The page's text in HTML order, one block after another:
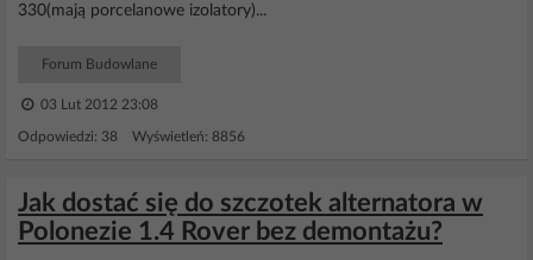
330(mają porcelanowe izolatory)...
Forum Budowlane
03 Lut 2012 23:08
Odpowiedzi: 38 Wyświetleń: 8856
Jak dostać się do szczotek alternatora w
Polonezie 1.4 Rover bez demontażu?